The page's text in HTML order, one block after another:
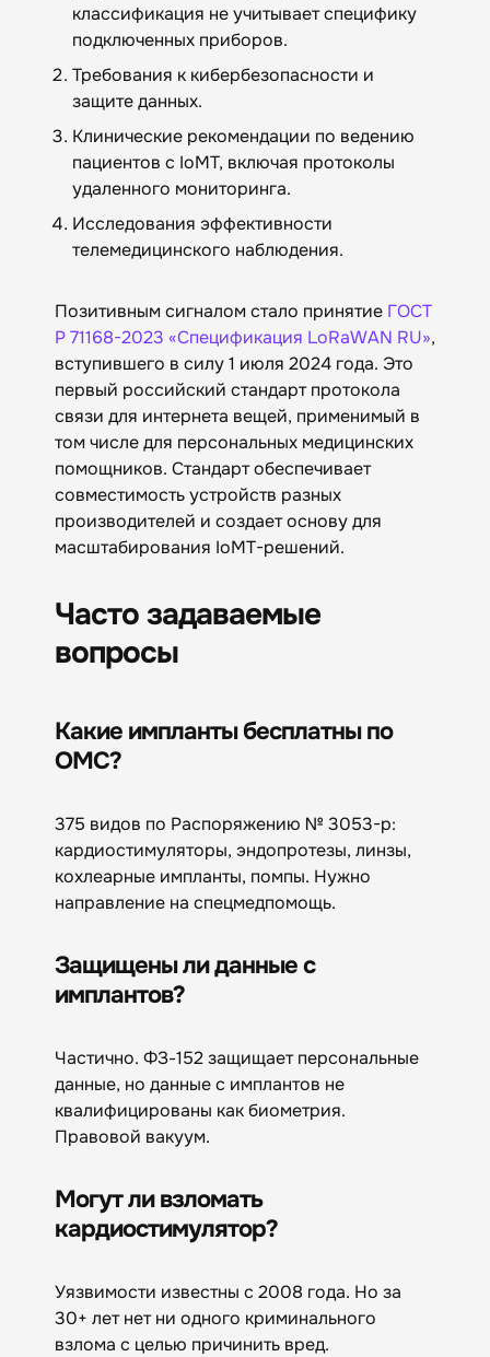
классификация не учитывает специфику
подключенных приборов.
Требования к кибербезопасности и
защите данных.
Клинические рекомендации по ведению
пациентов с IoMT, включая протоколы
удаленного мониторинга.
Исследования эффективности
телемедицинского наблюдения.
Позитивным сигналом стало принятие ГОСТ
Р 71168-2023 «Спецификация LoRaWAN RU»,
вступившего в силу 1 июля 2024 года. Это
первый российский стандарт протокола
связи для интернета вещей, применимый в
том числе для персональных медицинских
помощников. Стандарт обеспечивает
совместимость устройств разных
производителей и создает основу для
масштабирования IoMT-решений.
Часто задаваемые
вопросы
Какие импланты бесплатны по
ОМС?
375 видов по Распоряжению № 3053-р:
кардиостимуляторы, эндопротезы, линзы,
кохлеарные импланты, помпы. Нужно
направление на спецмедпомощь.
Защищены ли данные с
имплантов?
Частично. ФЗ-152 защищает персональные
данные, но данные с имплантов не
квалифицированы как биометрия.
Правовой вакуум.
Могут ли взломать
кардиостимулятор?
Уязвимости известны с 2008 года. Но за
30+ лет нет ни одного криминального
взлома с целью причинить вред.